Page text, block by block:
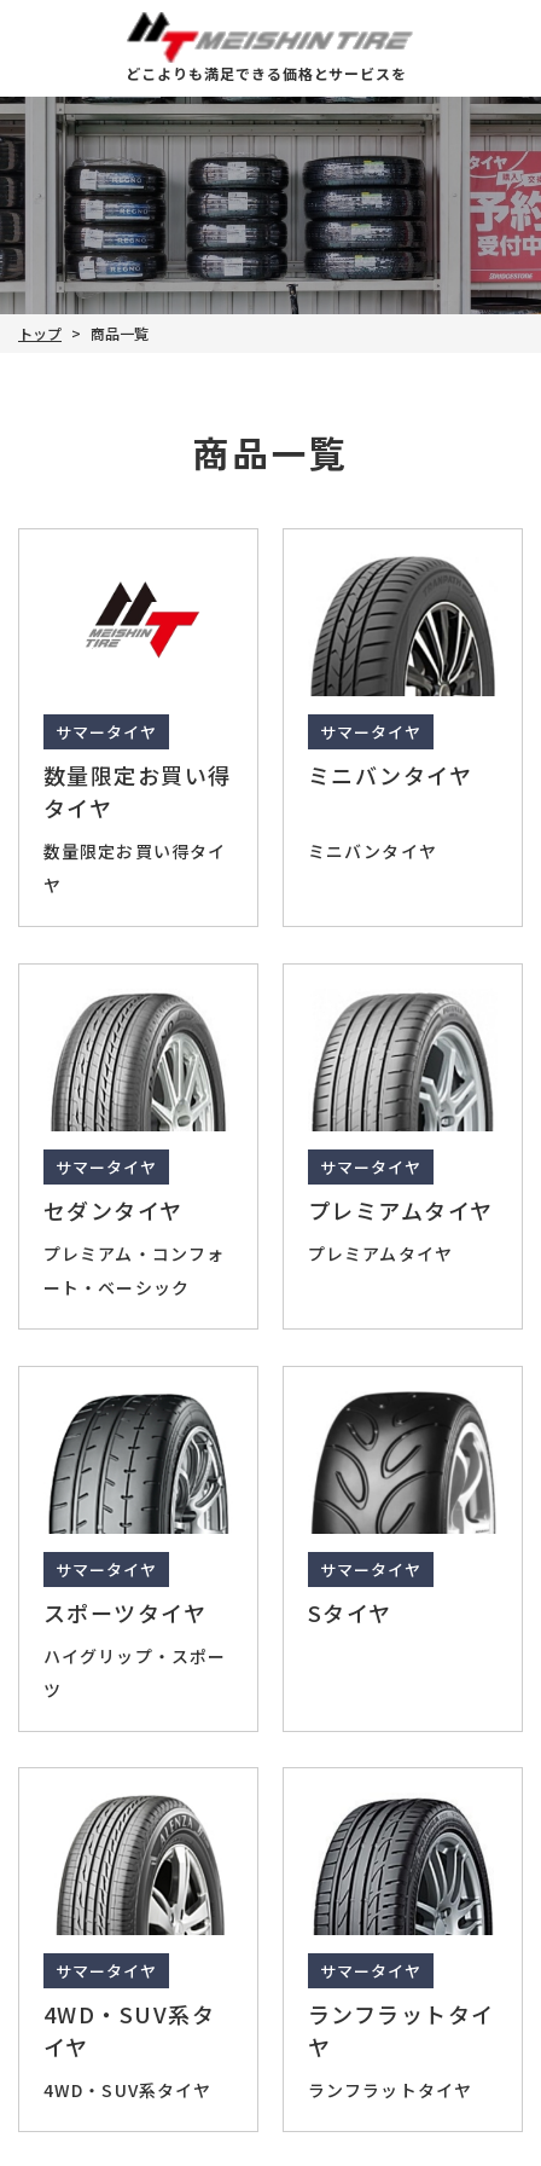
どこよりも満足できる価格とサービスを
トップ > 商品一覧
商品一覧
サマータイヤ
数量限定お買い得
タイヤ
数量限定お買い得タイ
ヤ
サマータイヤ
ミニバンタイヤ
ミニバンタイヤ
サマータイヤ
セダンタイヤ
プレミアム・コンフォ
ート・ベーシック
サマータイヤ
プレミアムタイヤ
プレミアムタイヤ
サマータイヤ
スポーツタイヤ
ハイグリップ・スポー
ツ
サマータイヤ
Sタイヤ
サマータイヤ
4WD・SUV系タ
イヤ
4WD・SUV系タイヤ
サマータイヤ
ランフラットタイ
ヤ
ランフラットタイヤ